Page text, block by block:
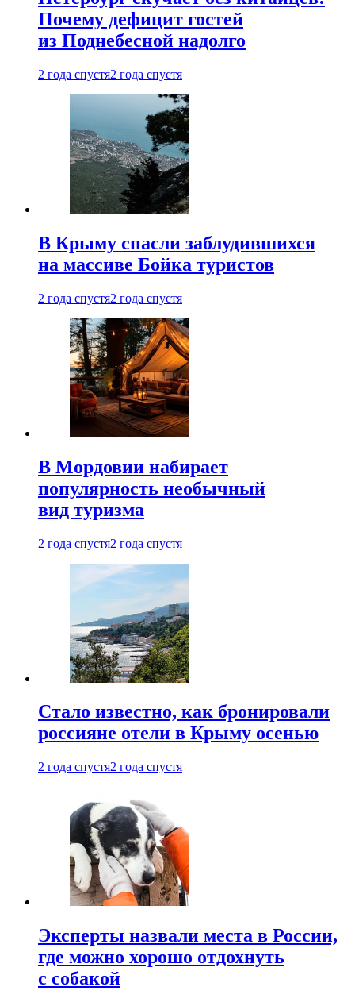
Почему дефицит гостей
из Поднебесной надолго
2 года спустя2 года спустя
В Крыму спасли заблудившихся
на массиве Бойка туристов
2 года спустя2 года спустя
В Мордовии набирает
популярность необычный
вид туризма
2 года спустя2 года спустя
Стало известно, как бронировали
россияне отели в Крыму осенью
2 года спустя2 года спустя
Эксперты назвали места в России,
где можно хорошо отдохнуть
с собакой